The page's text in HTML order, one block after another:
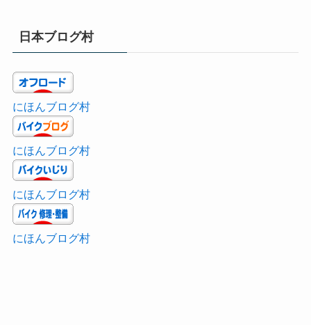
レ
ス
日本ブログ村
にほんブログ村
にほんブログ村
にほんブログ村
にほんブログ村